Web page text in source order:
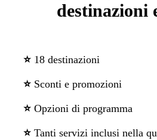
destinazioni
⭐18 destinazioni
⭐Sconti e promozioni
⭐Opzioni di programma
⭐Tanti servizi inclusi nella